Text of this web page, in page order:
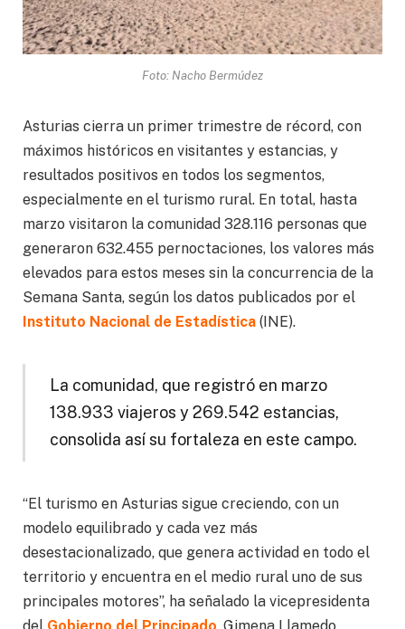
Foto: Nacho Bermúdez
Asturias cierra un primer trimestre de récord, con
máximos históricos en visitantes y estancias, y
resultados positivos en todos los segmentos,
especialmente en el turismo rural. En total, hasta
marzo visitaron la comunidad 328.116 personas que
generaron 632.455 pernoctaciones, los valores más
elevados para estos meses sin la concurrencia de la
Semana Santa, según los datos publicados por el
Instituto Nacional de Estadística (INE).
La comunidad, que registró en marzo
138.933 viajeros y 269.542 estancias,
consolida así su fortaleza en este campo.
“El turismo en Asturias sigue creciendo, con un
modelo equilibrado y cada vez más
desestacionalizado, que genera actividad en todo el
territorio y encuentra en el medio rural uno de sus
principales motores”, ha señalado la vicepresidenta